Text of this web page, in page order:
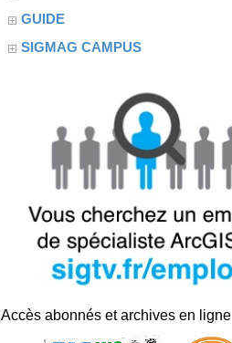
GUIDE
SIGMAG CAMPUS
Accès abonnés et archives en ligne